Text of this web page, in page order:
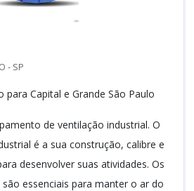
- SP
para Capital e Grande São Paulo
de ventilação industrial. O
é a sua construção, calibre e
desenvolver suas atividades. Os
essenciais para manter o ar do